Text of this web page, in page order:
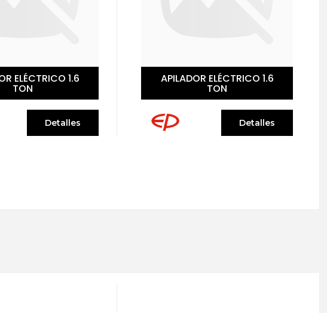
ELÉCTRICO 1.6
TON
Detalles
APILADOR ELÉCTRICO
RETRÁCTIL 1.6 TON
Detalles